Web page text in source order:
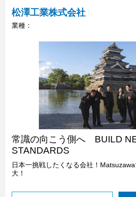
松澤工業株式会社
業種：
常識の向こう側へ BUILD
STANDARDS
日本一挑戦したくなる会社！
大！